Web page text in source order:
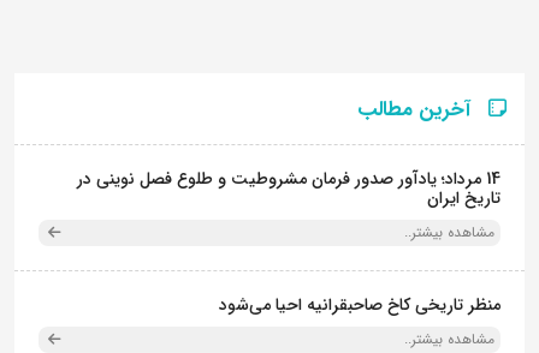
آخرین مطالب
14 مرداد؛ یادآور صدور فرمان مشروطیت و طلوع فصل نوینی در
تاریخ ایران
مشاهده بیشتر..
منظر تاریخی کاخ صاحبقرانیه احیا می‌شود
مشاهده بیشتر..